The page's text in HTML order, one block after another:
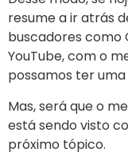
resume a ir atrás
buscadores como
YouTube, com o
possamos ter
Mas, será que o
está sendo visto
próximo tópico.